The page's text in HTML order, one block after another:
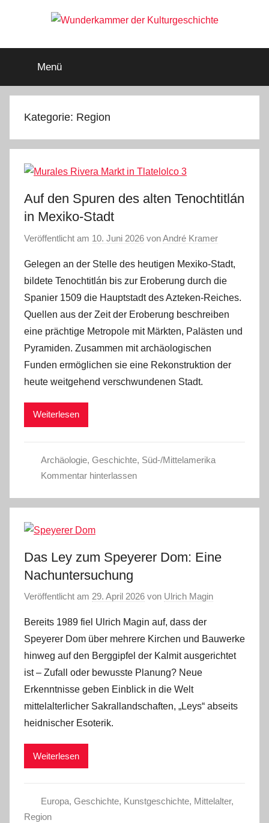
Wunderkammer
der
Kulturgeschichte
Geschichte
&
Archäologie
Menü
Kategorie: Region
Auf den Spuren des alten Tenochtitlán
in Mexiko-Stadt
Veröffentlicht am 10. Juni 2026 vonAndré Kramer
Gelegen an der Stelle des heutigen Mexiko-Stadt,
bildete Tenochtitlán bis zur Eroberung durch die
Spanier 1509 die Hauptstadt des Azteken-Reiches.
Quellen aus der Zeit der Eroberung beschreiben
eine prächtige Metropole mit Märkten, Palästen und
Pyramiden. Zusammen mit archäologischen
Funden ermöglichen sie eine Rekonstruktion der
heute weitgehend verschwundenen Stadt.
Weiterlesen
Archäologie, Geschichte, Süd-/Mittelamerika
Kommentar hinterlassen
Das Ley zum Speyerer Dom: Eine
Nachuntersuchung
Veröffentlicht am 29. April 2026 von Ulrich Magin
Bereits 1989 fiel Ulrich Magin auf, dass der
Speyerer Dom über mehrere Kirchen und Bauwerke
hinweg auf den Berggipfel der Kalmit ausgerichtet
ist – Zufall oder bewusste Planung? Neue
Erkenntnisse geben Einblick in die Welt
mittelalterlicher Sakrallandschaften, „Leys“ abseits
heidnischer Esoterik.
Weiterlesen
Europa, Geschichte, Kunstgeschichte, Mittelalter,
Region